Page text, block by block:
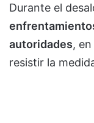
Durante el
autoridades,
resistir la